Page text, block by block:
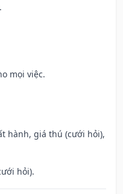
mọi việc.
hành, giá thú (cưới hỏi),
hỏi).